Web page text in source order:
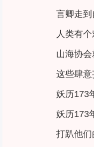
言卿走
人类有
山海协会
这些肆
妖历173
妖历173
打趴他